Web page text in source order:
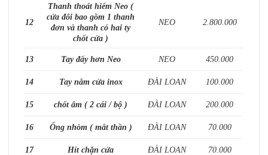
12
Thanh thoát hiểm Neo (
cửa đôi bao gồm 1 thanh
đơn và thanh có hai ty
chốt cửa )
NEO 2.800.000
13 Tay đẩy hơn Neo NEO 450.000
14 Tay nắm cửa inox ĐÀI LOAN 100.000
15 chốt âm ( 2 cái / bộ ) ĐÀI LOAN 200.000
16 Ống nhòm ( mắt thần ) ĐÀI LOAN 70.000
17 Hít chặn cửa ĐÀI LOAN 70.000